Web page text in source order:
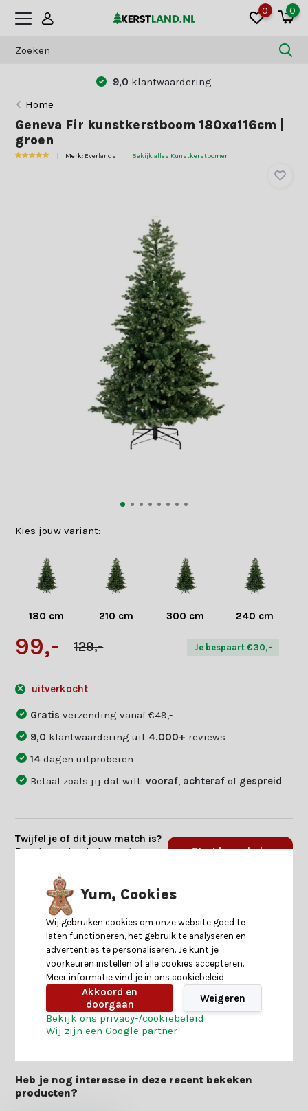
0 0
9,0 klantwaardering
Home
Geneva Fir kunstkerstboom 180xø116cm |
groen
Merk: Everlands Bekijk alles Kunstkerstbomen
Kies jouw variant:
180 cm 210 cm 300 cm 240 cm
99,- 129,- Je bespaart €30,-
uitverkocht
Gratisverzending vanaf €49,-
9,0 klantwaardering uit 4.000+ reviews
14dagen uitproberen
Betaal zoals jij dat wilt:vooraf achteraf of gespreid
Twijfel je of dit jouw match is?
Beantwoord enkele vragen en
Start keuzehulp
Productomschrijving
Specificaties
Reviews
Heb je nog interesse in deze recent bekeken
producten?
Yum, Cookies
Wij gebruiken cookies om onze website goed te
laten functioneren, het gebruik te analyseren en
advertenties te personaliseren. Je kunt je
voorkeuren instellen of alle cookies accepteren.
Meer informatie vind je in ons cookiebeleid.
Akkoord en
doorgaan
Weigeren
Bekijk ons privacy-/cookiebeleid
Wij zijn een Google partner